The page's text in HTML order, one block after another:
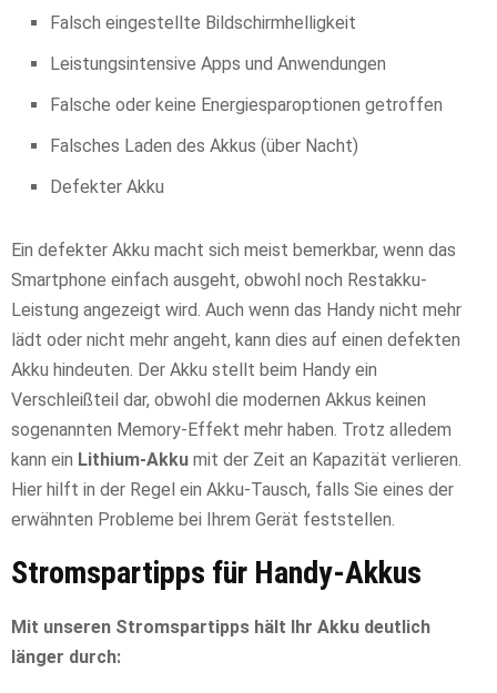
Falsch eingestellte Bildschirmhelligkeit
Leistungsintensive Apps und Anwendungen
Falsche oder keine Energiesparoptionen getroffen
Falsches Laden des Akkus (über Nacht)
Defekter Akku
Ein defekter Akku macht sich meist bemerkbar, wenn das
Smartphone einfach ausgeht, obwohl noch Restakku-
Leistung angezeigt wird. Auch wenn das Handy nicht mehr
lädt oder nicht mehr angeht, kann dies auf einen defekten
Akku hindeuten. Der Akku stellt beim Handy ein
Verschleißteil dar, obwohl die modernen Akkus keinen
sogenannten Memory-Effekt mehr haben. Trotz alledem
kann ein Lithium-Akku mit der Zeit an Kapazität verlieren.
Hier hilft in der Regel ein Akku-Tausch, falls Sie eines der
erwähnten Probleme bei Ihrem Gerät feststellen.
Stromspartipps für Handy-Akkus
Mit unseren Stromspartipps hält Ihr Akku deutlich
länger durch: